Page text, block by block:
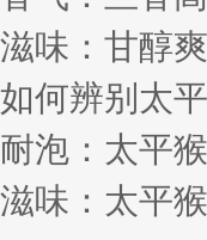
滋味：甘醇
如何辨别太
耐泡：太平
滋味：太平